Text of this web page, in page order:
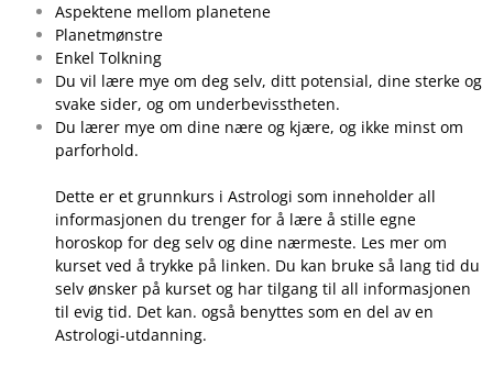
Aspektene mellom planetene
Planetmønstre
Enkel Tolkning
Du vil lære mye om deg selv, ditt potensial, dine sterke og
svake sider, og om underbevisstheten.
Du lærer mye om dine nære og kjære, og ikke minst om
parforhold.
Dette er et grunnkurs i Astrologi som inneholder all
informasjonen du trenger for å lære å stille egne
horoskop for deg selv og dine nærmeste. Les mer om
kurset ved å trykke på linken. Du kan bruke så lang tid du
selv ønsker på kurset og har tilgang til all informasjonen
til evig tid. Det kan. også benyttes som en del av en
Astrologi-utdanning.